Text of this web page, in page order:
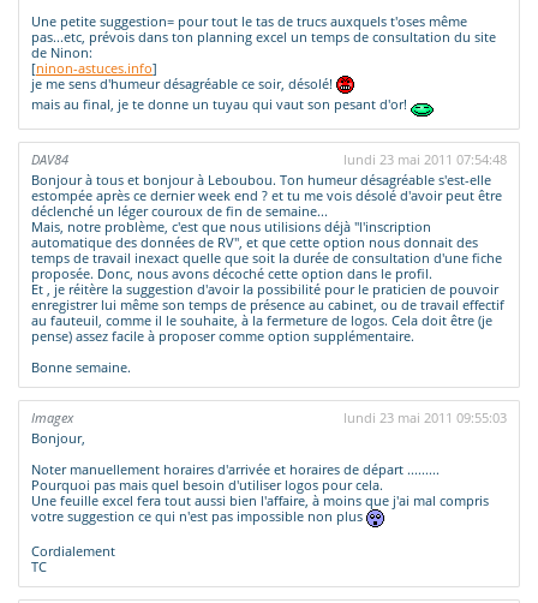
Une petite suggestion= pour tout le tas de trucs auxquels t'oses même
pas...etc, prévois dans ton planning excel un temps de consultation du site
de Ninon:
[ninon-astuces.info]
je me sens d'humeur désagréable ce soir, désolé!
mais au final, je te donne un tuyau qui vaut son pesant d'or!
DAV84
lundi 23 mai 2011 07:54:48
Bonjour à tous et bonjour à Leboubou. Ton humeur désagréable s'est-elle
estompée après ce dernier week end ? et tu me vois désolé d'avoir peut être
déclenché un léger couroux de fin de semaine...
Mais, notre problème, c'est que nous utilisions déjà "l'inscription
automatique des données de RV", et que cette option nous donnait des
temps de travail inexact quelle que soit la durée de consultation d'une fiche
proposée. Donc, nous avons décoché cette option dans le profil.
Et , je réitère la suggestion d'avoir la possibilité pour le praticien de pouvoir
enregistrer lui même son temps de présence au cabinet, ou de travail effectif
au fauteuil, comme il le souhaite, à la fermeture de logos. Cela doit être (je
pense) assez facile à proposer comme option supplémentaire.
Bonne semaine.
Imagex
lundi 23 mai 2011 09:55:03
Bonjour,
Noter manuellement horaires d'arrivée et horaires de départ .........
Pourquoi pas mais quel besoin d'utiliser logos pour cela.
Une feuille excel fera tout aussi bien l'affaire, à moins que j'ai mal compris
votre suggestion ce qui n'est pas impossible non plus
Cordialement
TC